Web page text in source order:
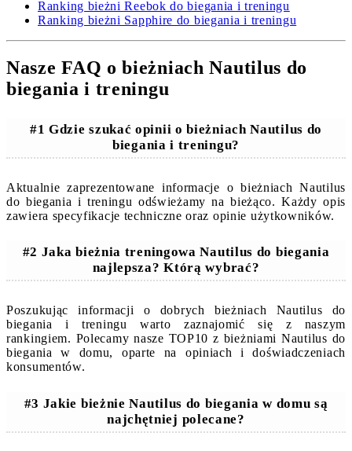
Ranking bieżni Reebok do biegania i treningu
Ranking bieżni Sapphire do biegania i treningu
Nasze FAQ o bieżniach Nautilus do
biegania i treningu
#1 Gdzie szukać opinii o bieżniach Nautilus do
biegania i treningu?
Aktualnie zaprezentowane informacje o bieżniach Nautilus
do biegania i treningu odświeżamy na bieżąco. Każdy opis
zawiera specyfikacje techniczne oraz opinie użytkowników.
#2 Jaka bieżnia treningowa Nautilus do biegania
najlepsza? Którą wybrać?
Poszukując informacji o dobrych bieżniach Nautilus do
biegania i treningu warto zaznajomić się z naszym
rankingiem. Polecamy nasze TOP10 z bieżniami Nautilus do
biegania w domu, oparte na opiniach i doświadczeniach
konsumentów.
#3 Jakie bieżnie Nautilus do biegania w domu są
najchętniej polecane?